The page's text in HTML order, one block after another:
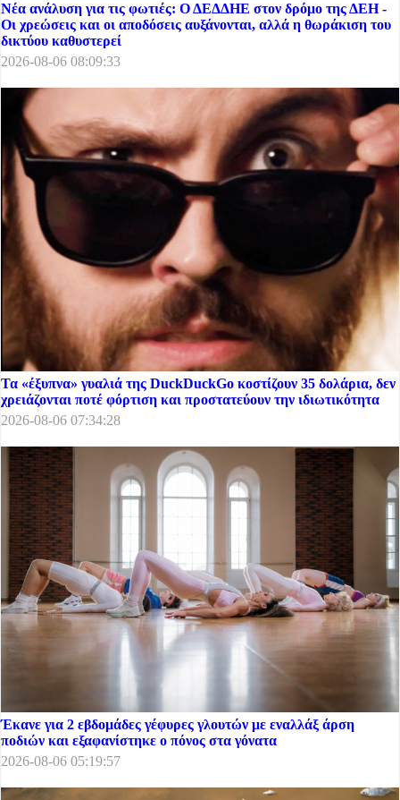
Νέα ανάλυση για τις φωτιές: Ο ΔΕΔΔΗΕ στον δρόμο της ΔΕΗ -
Οι χρεώσεις και οι αποδόσεις αυξάνονται, αλλά η θωράκιση του
δικτύου καθυστερεί
2026-08-06 08:09:33
Τα «έξυπνα» γυαλιά της DuckDuckGo κοστίζουν 35 δολάρια, δεν
χρειάζονται ποτέ φόρτιση και προστατεύουν την ιδιωτικότητα
2026-08-06 07:34:28
Έκανε για 2 εβδομάδες γέφυρες γλουτών με εναλλάξ άρση
ποδιών και εξαφανίστηκε ο πόνος στα γόνατα
2026-08-06 05:19:57